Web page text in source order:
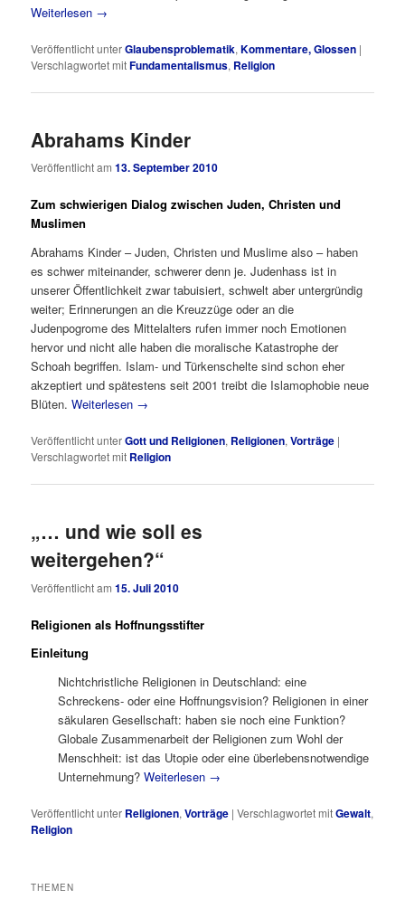
Weiterlesen →
Veröffentlicht unterGlaubensproblematik,Kommentare, Glossen |
Verschlagwortet mitFundamentalismus, Religion
Abrahams Kinder
Veröffentlicht am13. September 2010
Zum schwierigen Dialog zwischen Juden, Christen und
Muslimen
Abrahams Kinder – Juden, Christen und Muslime also – haben
es schwer miteinander, schwerer denn je. Judenhass ist in
unserer Öffentlichkeit zwar tabuisiert, schwelt aber untergründig
weiter; Erinnerungen an die Kreuzzüge oder an die
Judenpogrome des Mittelalters rufen immer noch Emotionen
hervor und nicht alle haben die moralische Katastrophe der
Schoah begriffen. Islam- und Türkenschelte sind schon eher
akzeptiert und spätestens seit 2001 treibt die Islamophobie neue
Blüten.Weiterlesen →
Veröffentlicht unterGott und Religionen, Religionen,Vorträge |
Verschlagwortet mit Religion
„… und wie soll es
weitergehen?“
Veröffentlicht am15. Juli 2010
Religionen als Hoffnungsstifter
Einleitung
Nichtchristliche Religionen in Deutschland: eine
Schreckens- oder eine Hoffnungsvision? Religionen in einer
säkularen Gesellschaft: haben sie noch eine Funktion?
Globale Zusammenarbeit der Religionen zum Wohl der
Menschheit: ist das Utopie oder eine überlebensnotwendige
Unternehmung?Weiterlesen →
Veröffentlicht unter Religionen,Vorträge |Verschlagwortet mitGewalt,
Religion
THEMEN